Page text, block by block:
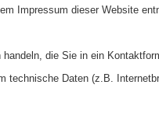
Impressum dieser Website
die Sie in ein
technische Daten (z.B.